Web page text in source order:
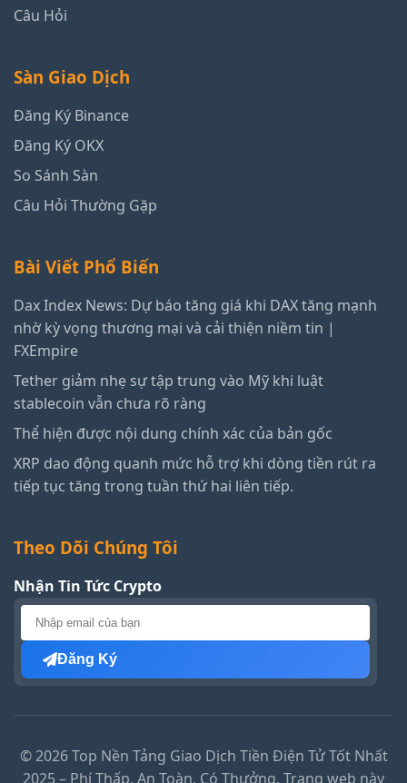
Câu Hỏi
Sàn Giao Dịch
Đăng Ký Binance
Đăng Ký OKX
So Sánh Sàn
Câu Hỏi Thường Gặp
Bài Viết Phổ Biến
Dax Index News: Dự báo tăng giá khi DAX tăng mạnh
nhờ kỳ vọng thương mại và cải thiện niềm tin |
FXEmpire
Tether giảm nhẹ sự tập trung vào Mỹ khi luật
stablecoin vẫn chưa rõ ràng
Thể hiện được nội dung chính xác của bản gốc
XRP dao động quanh mức hỗ trợ khi dòng tiền rút ra
tiếp tục tăng trong tuần thứ hai liên tiếp.
Theo Dõi Chúng Tôi
Nhận Tin Tức Crypto
Đăng Ký
© 2026 Top Nền Tảng Giao Dịch Tiền Điện Tử Tốt Nhất
2025 – Phí Thấp, An Toàn, Có Thưởng. Trang web này